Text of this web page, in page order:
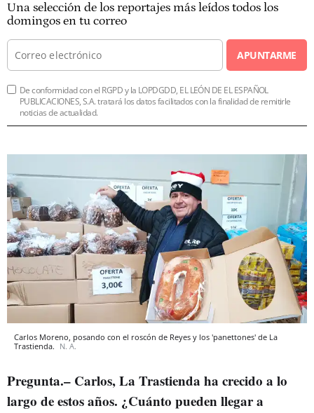
Una selección de los reportajes más leídos todos los
domingos en tu correo
APUNTARME
De conformidad con el RGPD y la LOPDGDD, EL LEÓN DE EL ESPAÑOL
PUBLICACIONES, S.A. tratará los datos facilitados con la finalidad de remitirle
noticias de actualidad.
Carlos Moreno, posando con el roscón de Reyes y los 'panettones' de La
Trastienda. N. A.
Pregunta.– Carlos, La Trastienda ha crecido a lo
largo de estos años. ¿Cuánto pueden llegar a